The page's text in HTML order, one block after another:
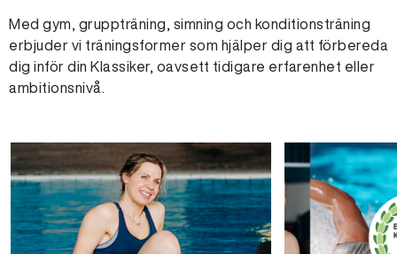
Med gym, gruppträning, simning och konditionsträning
erbjuder vi träningsformer som hjälper dig att förbereda
dig inför din Klassiker, oavsett tidigare erfarenhet eller
ambitionsnivå.